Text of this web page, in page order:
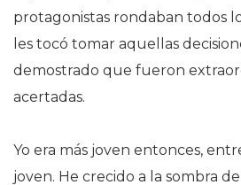
protagonistas rondaban todos
les tocó tomar aquellas
demostrado que fueron
acertadas.
Yo era más joven entonces,
joven. He crecido a la sombra